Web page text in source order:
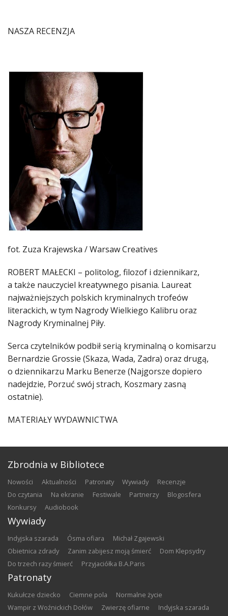
NASZA RECENZJA
fot. Zuza Krajewska / Warsaw Creatives
ROBERT MAŁECKI – politolog, filozof i dziennikarz,
a także nauczyciel kreatywnego pisania. Laureat
najważniejszych polskich kryminalnych trofeów
literackich, w tym Nagrody Wielkiego Kalibru oraz
Nagrody Kryminalnej Piły.
Serca czytelników podbił serią kryminalną o komisarzu
Bernardzie Grossie (Skaza, Wada, Zadra) oraz drugą,
o dziennikarzu Marku Benerze (Najgorsze dopiero
nadejdzie, Porzuć swój strach, Koszmary zasną
ostatnie).
MATERIAŁY WYDAWNICTWA
Zbrodnia w Bibliotece
nowości aktualności patronaty wywiady
recenzje
do czytania
na ekranie festiwale partnerzy
blogosfera
konkursy
audiobook
Wywiady
Indyjska szarada Ósma ofiara
Michał Zgajewski
Obietnica zdrady
Zanim zabijesz moją śmierć
Dom Klepsydry
Do trzech razy śmierć
Przyjaciółka B.A.Paris
Patronaty
Kukułcze dziecko Ciemne pola
Normalne życie
Wampir z Woźnickich Dołów
Zwierzę ofiarne
Indyjska szarada